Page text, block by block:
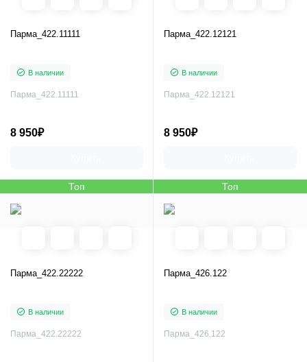
Парма_422.11111
В наличии
Парма_422.11111
8 950₽
Парма_422.12121
В наличии
Парма_422.12121
8 950₽
Топ
Парма_422.22222
В наличии
Парма_422.22222
Топ
Парма_426.122
В наличии
Парма_426.122